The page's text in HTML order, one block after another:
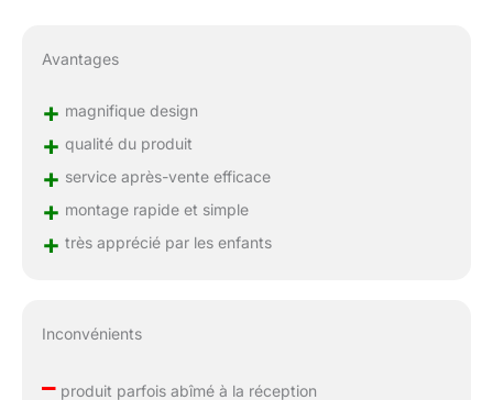
Avantages
+ magnifique design
+ qualité du produit
+ service après-vente efficace
+ montage rapide et simple
+ très apprécié par les enfants
Inconvénients
–produit parfois abîmé à la réception